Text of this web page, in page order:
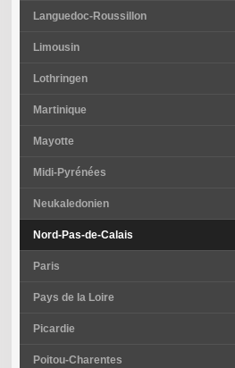
Languedoc-Roussillon
Limousin
Lothringen
Martinique
Mayotte
Midi-Pyrénées
Neukaledonien
Nord-Pas-de-Calais
Paris
Pays de la Loire
Picardie
Poitou-Charentes